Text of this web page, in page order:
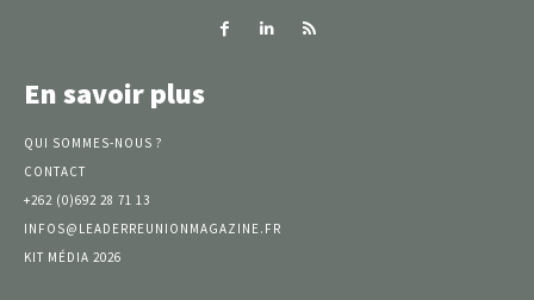
En savoir plus
QUI SOMMES-NOUS ?
CONTACT
+262 (0)692 28 71 13
INFOS@LEADERREUNIONMAGAZINE.FR
KIT MÉDIA 2026